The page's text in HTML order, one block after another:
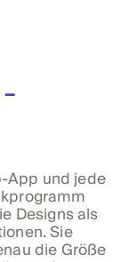
-
App und jede
Designs als
Sie
die Größe